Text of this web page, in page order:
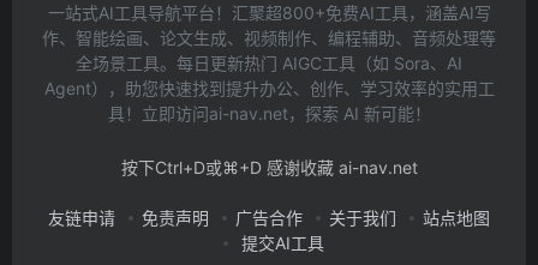
一站式AI工具导航平台！汇聚超800+免费AI工具，涵盖AI写
作、智能绘画、论文生成、视频制作、编程辅助、音频处理等
全场景工具。每日更新热门 AIGC工具（如 Sora、AI
Agent），助您快速找到提升办公、创作、学习效率的实用工
具！立即访问ai-nav.net，探索 AI 新可能！
按下Ctrl+D或⌘+D 感谢收藏 ai-nav.net
友链申请 免责声明 广告合作 关于我们
站点地图
提交AI工具